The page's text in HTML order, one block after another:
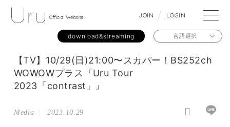
JOI N LOGI N
download&streaming 言語選択
【TV】10/29(日)21:00〜スカパー！BS252ch
WOWOWプラス『Uru Tour
2023「contrast」』
Media 2023.10.29